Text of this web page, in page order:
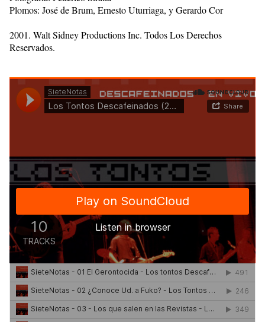
Plomos: José de Brum, Ernesto Uturriaga, y Gerardo Cor
2001. Walt Sidney Productions Inc. Todos Los Derechos
Reservados.